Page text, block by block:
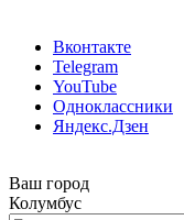
Вконтакте
Telegram
YouTube
Одноклассники
Яндекс.Дзен
Ваш город
Колумбус